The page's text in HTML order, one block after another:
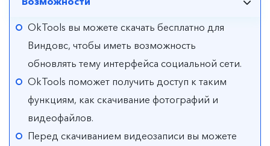
OkTools вы можете скачать бесплатно для
Виндовс, чтобы иметь возможность
обновлять тему интерфейса социальной сети.
OkTools поможет получить доступ к таким
функциям, как скачивание фотографий и
видеофайлов.
Перед скачиванием видеозаписи вы можете